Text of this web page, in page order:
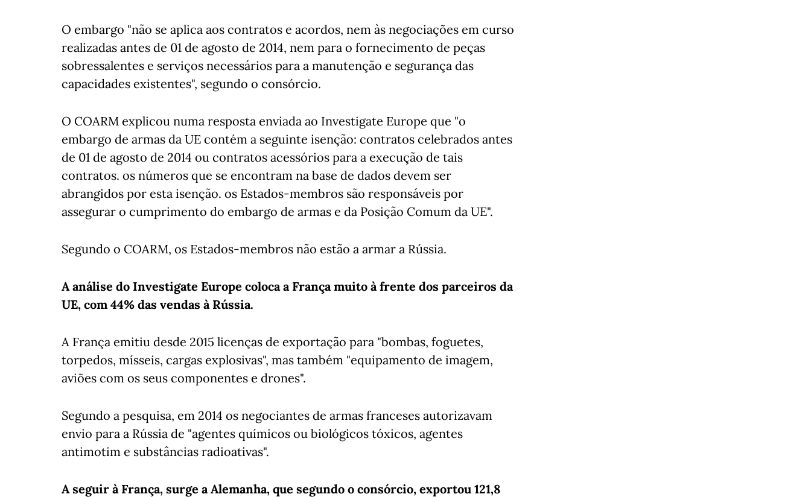
O embargo "não se aplica aos contratos e acordos, nem às negociações em curso
realizadas antes de 01 de agosto de 2014, nem para o fornecimento de peças
sobressalentes e serviços necessários para a manutenção e segurança das
capacidades existentes", segundo o consórcio.
O COARM explicou numa resposta enviada ao Investigate Europe que "o
embargo de armas da UE contém a seguinte isenção: contratos celebrados antes
de 01 de agosto de 2014 ou contratos acessórios para a execução de tais
contratos. os números que se encontram na base de dados devem ser
abrangidos por esta isenção. os Estados-membros são responsáveis por
assegurar o cumprimento do embargo de armas e da Posição Comum da UE".
Segundo o COARM, os Estados-membros não estão a armar a Rússia.
A análise do Investigate Europe coloca a França muito à frente dos parceiros da
UE, com 44% das vendas à Rússia.
A França emitiu desde 2015 licenças de exportação para "bombas, foguetes,
torpedos, mísseis, cargas explosivas", mas também "equipamento de imagem,
aviões com os seus componentes e drones".
Segundo a pesquisa, em 2014 os negociantes de armas franceses autorizavam
envio para a Rússia de "agentes químicos ou biológicos tóxicos, agentes
antimotim e substâncias radioativas".
A seguir à França, surge a Alemanha, que segundo o consórcio, exportou 121,8